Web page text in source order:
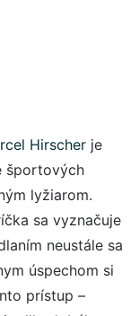
Hirscher je
športových
lyžiarom.
sa vyznačuje
neustále sa
úspechom si
prístup –